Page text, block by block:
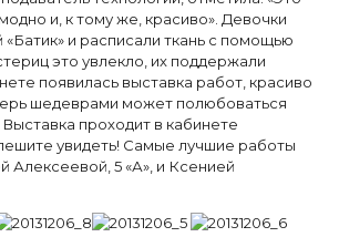
и, к тому же, красиво». Девочки
«Батик» и расписали ткань с помощью
это увлекло, их поддержали
появилась выставка работ, красиво
шедеврами может полюбоваться
проходит в кабинете
увидеть! Самые лучшие работы
Алексеевой, 5 «А», и Ксенией